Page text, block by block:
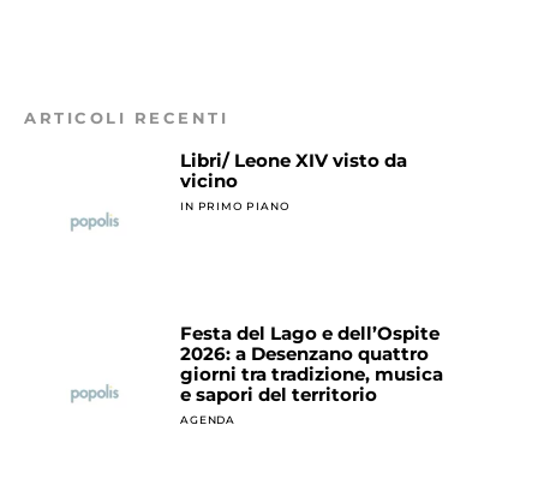
ARTICOLI RECENTI
Libri/ Leone XIV visto da
vicino
IN PRIMO PIANO
Festa del Lago e dell’Ospite
2026: a Desenzano quattro
giorni tra tradizione, musica
e sapori del territorio
AGENDA